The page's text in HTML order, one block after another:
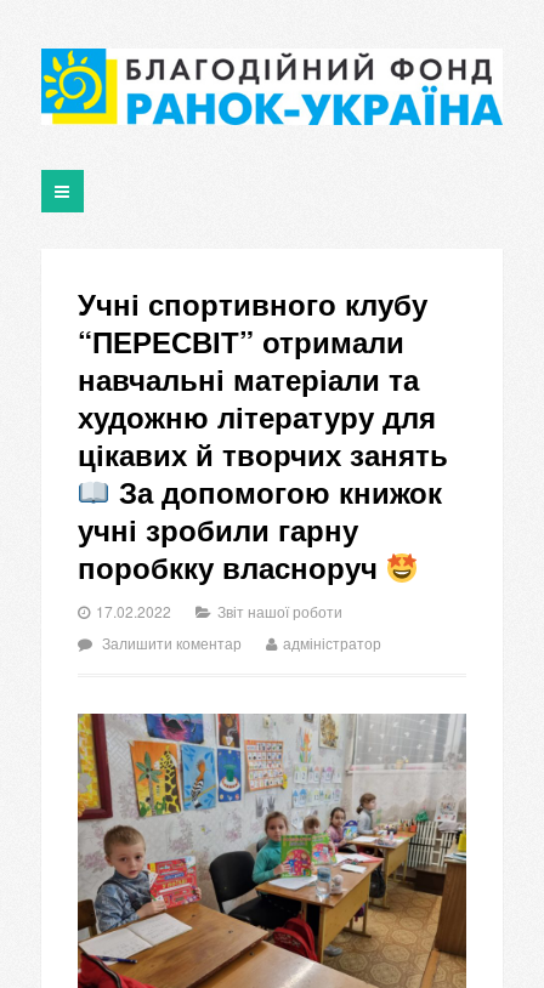
Учні спортивного клубу
“ПЕРЕСВІТ” отримали
навчальні матеріали та
художню літературу для
цікавих й творчих занять
За допомогою книжок
учні зробили гарну
поробкку власноруч
17.02.2022
Звіт нашої роботи
Залишити коментар
адміністратор